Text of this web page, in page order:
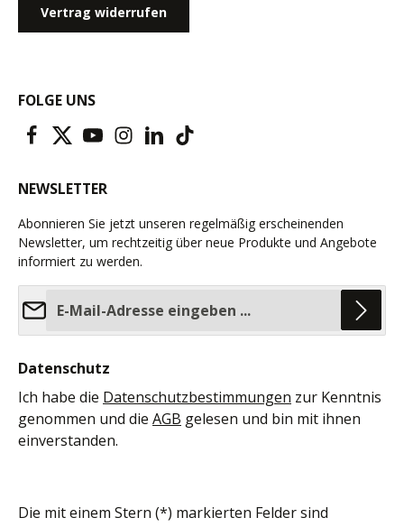
Vertrag widerrufen
FOLGE UNS
NEWSLETTER
Abonnieren Sie jetzt unseren regelmäßig erscheinenden
Newsletter, um rechtzeitig über neue Produkte und Angebote
informiert zu werden.
Datenschutz
Ich habe die Datenschutzbestimmungen zur Kenntnis
genommen und die AGB gelesen und bin mit ihnen
einverstanden.
Die mit einem Stern (*) markierten Felder sind